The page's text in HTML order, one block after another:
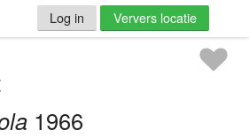
Log in Ververs locatie
1966